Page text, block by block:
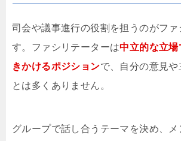
司会や議事進行の役割を担うのがフ
す。ファシリテーターは中立的な立
きかけるポジションで、自分の意見や
とは多くありません。
グループで話し合うテーマを決め、